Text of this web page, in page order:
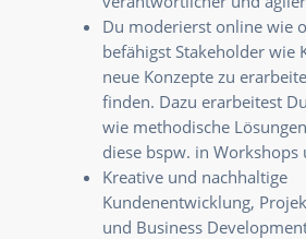
Du moderierst online wie
befähigst Stakeholder wie
neue Konzepte zu
finden. Dazu erarbeitest
wie methodische
diese bspw. in Workshops
Kreative und nachhaltige
Kundenentwicklung,
und Business